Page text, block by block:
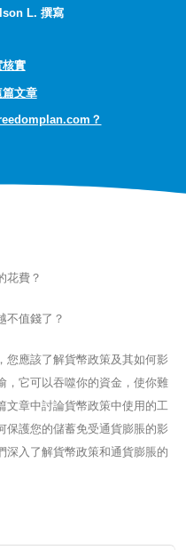
L. 撰寫
核實
篇文章
？
花費？
不值錢了？
您應該了解貨幣政策及其如何影
，它可以吞噬你的資金，使你難
文章中討論貨幣政策中使用的工
保護您的儲蓄免受通貨膨脹的影
深入了解貨幣政策和通貨膨脹的